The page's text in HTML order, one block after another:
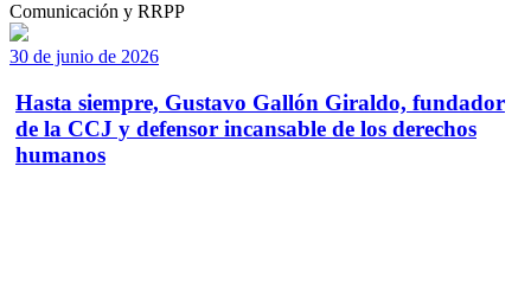
Comunicación y RRPP
30 de junio de 2026
Hasta siempre, Gustavo Gallón Giraldo, fundador
de la CCJ y defensor incansable de los derechos
humanos